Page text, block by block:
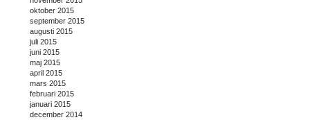
oktober 2015
september 2015
augusti 2015
juli 2015
juni 2015
maj 2015
april 2015
mars 2015
februari 2015
januari 2015
december 2014